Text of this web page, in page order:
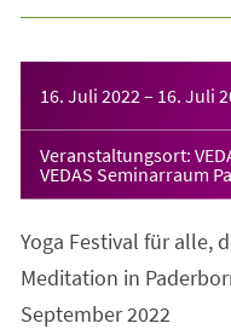
16. Juli 2022 – 16. Juli
Veranstaltungsort:
VEDAS Seminarraum
Yoga Festival für alle,
Meditation in
September 2022